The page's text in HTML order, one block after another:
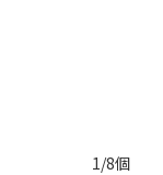
1/8個